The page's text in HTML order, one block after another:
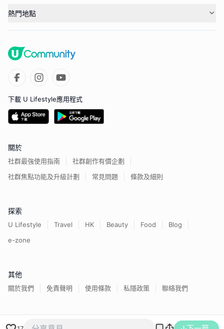
熱門地點
下載 U Lifestyle應用程式
關於
社群最強使用指南
社群創作有價企劃
社群焦點功能及升級計劃
常見問題 條款及細則
探索
U Lifestyle Travel HK Beauty Food
Blog
e-zone
其他
關於我們 免責聲明 使用條款 私隱政策 聯絡我們
香港經濟日報版權所有©